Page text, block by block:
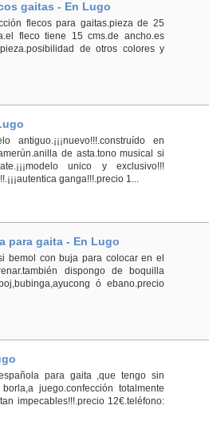
gaitas - En Lugo
flecos para gaitas.pieza de 25
fleco tiene 15 cms.de ancho.es
de otros colores y
antiguo.¡¡¡nuevo!!!.construído en
de asta.tono musical si
unico y exclusivo!!!
ganga!!!.precio 1...
para gaita - En Lugo
bemol con buja para colocar en el
dispongo de boquilla
ó ebano.precio
para gaita ,que tengo sin
juego.confección totalmente
impecables!!!.precio 12€.teléfono: